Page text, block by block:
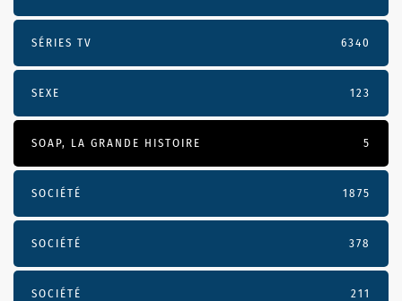
SÉRIES TV 6340
SEXE 123
SOAP, LA GRANDE HISTOIRE 5
SOCIÉTÉ 1875
SOCIÉTÉ 378
SOCIÉTÉ 211